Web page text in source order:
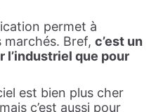
permet à
marchés. Bref, c’est un
l’industriel que pour
est bien plus cher
c’est aussi pour